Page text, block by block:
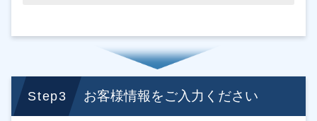
Step3 お客様情報をご入力ください